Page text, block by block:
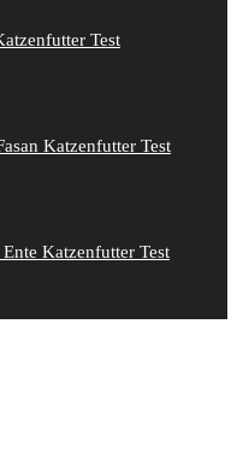
Test
Katzenfutter Test
Katzenfutter Test